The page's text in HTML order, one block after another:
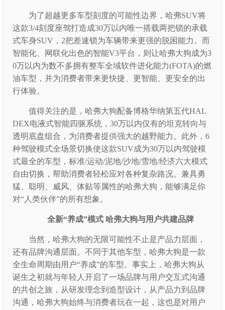
为了超越更多车型刻度的可能性边界，哈弗SUV将
这款3/4刻度座驾打造成30万以内唯一搭载两把锁的承载
式车身SUV，2把差速锁为车辆带来更强的脱困能力。而
智能化、网联化出色的智能V3平台，则让哈弗大狗成为3
0万以内为数不多拥有整车全域软件进化能力(FOTA)的燃
油车型，并为消费者带来更快捷、更智能、更安全的出
行体验。
值得关注的是，哈弗大狗配备博格华纳第五代HAL
DEX电液式智能四驱系统，30万以内仅有的坦克转向与
透明底盘组合，为消费者提供强大的越野能力。此外，6
种驾驶模式全场景切换使这款SUV成为30万以内驾驶模
式最全的车型，标准/运动/泥地/沙地/雪地/经济六大模式
自由切换，帮助消费者轻松应对各种复杂路况。兼具勇
猛、聪明、威风、体贴等属性的哈弗大狗，能够满足你
对“人类伙伴”的所有想象。
全新“养成”模式 哈弗大狗与用户共建品牌
当然，哈弗大狗的无限可能性不止是产品力层面，
还有品牌沟通层面。不同于其他车型，哈弗大狗是一款
全生命周期由用户“养成”的车型。事实上，哈弗大狗从
诞生之初就与年轻人开启了一场品牌与用户交互式沟通
的共创之旅，从研发理念到造型设计，从产品力到品牌
沟通，哈弗大狗始终与消费者玩在一起，这也是对用户